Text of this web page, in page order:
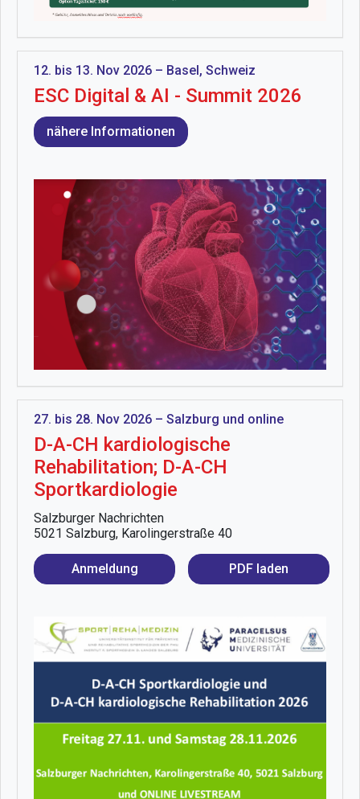
12. bis 13. Nov 2026 – Basel, Schweiz
ESC Digital & AI - Summit 2026
nähere Informationen
27. bis 28. Nov 2026 – Salzburg und online
D-A-CH kardiologische
Rehabilitation; D-A-CH
Sportkardiologie
Salzburger Nachrichten
5021 Salzburg, Karolingerstraße 40
Anmeldung PDF laden